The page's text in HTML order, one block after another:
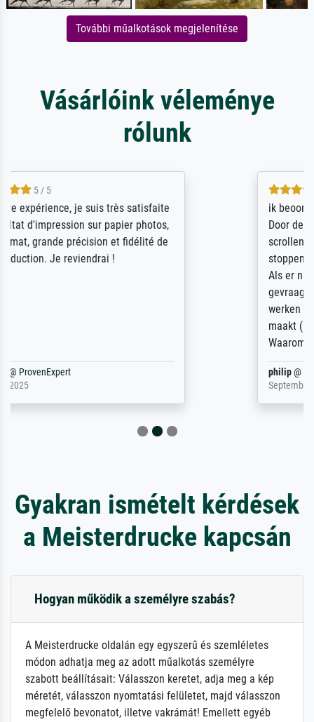
További műalkotások megjelenítése
Vásárlóink véleménye
rólunk
ik beoordeel Meisterdrucke zeer positief.
Door de 69505 beschikbare kunstenaars
scrollen is echter onbegonnen werk (na
stoppen begint het weer van voor af aan).
philip
Gyakran ismételt kérdések
a Meisterdrucke kapcsán
Hogyan működik a személyre szabás?
A Meisterdrucke oldalán egy egyszerű és szemléletes
módon adhatja meg az adott műalkotás személyre
szabott beállításait: Válasszon keretet, adja meg a kép
méretét, válasszon nyomtatási felületet, majd válasszon
megfelelő bevonatot, illetve vakrámát! Emellett egyéb